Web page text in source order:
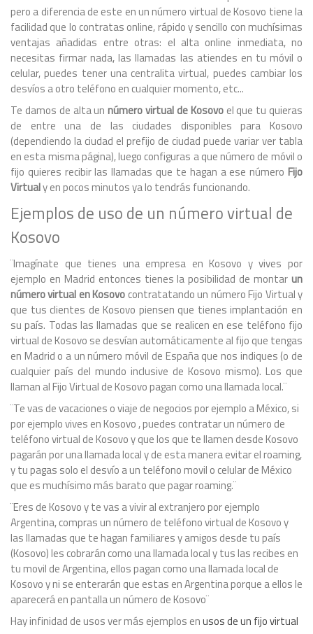
pero a diferencia de este en un número virtual de Kosovo tiene la
facilidad que lo contratas online, rápido y sencillo con muchísimas
ventajas añadidas entre otras: el alta online inmediata, no
necesitas firmar nada, las llamadas las atiendes en tu móvil o
celular, puedes tener una centralita virtual, puedes cambiar los
desvíos a otro teléfono en cualquier momento, etc...
Te damos de alta unnúmero virtual de Kosovoel que tu quieras
de entre una de las ciudades disponibles para Kosovo
(dependiendo la ciudad el prefijo de ciudad puede variar ver tabla
en esta misma página), luego configuras a que número de móvil o
fijo quieres recibir las llamadas que te hagan a ese número Fijo
Virtualy en pocos minutos ya lo tendrás funcionando.
Ejemplos de uso de un número virtual de
Kosovo
¨Imagínate que tienes una empresa en Kosovo y vives por
ejemplo en Madrid entonces tienes la posibilidad de montar un
número virtual en Kosovo contratatando un número Fijo Virtual y
que tus clientes de Kosovo piensen que tienes implantación en
su país. Todas las llamadas que se realicen en ese teléfono fijo
virtual de Kosovo se desvían automáticamente al fijo que tengas
en Madrid o a un número móvil de España que nos indiques (o de
cualquier país del mundo inclusive de Kosovo mismo). Los que
llaman al Fijo Virtual de Kosovo pagan como una llamada local.¨
¨Te vas de vacaciones o viaje de negocios por ejemplo a México, si
por ejemplo vives en Kosovo , puedes contratar un número de
teléfono virtual de Kosovo y que los que te llamen desde Kosovo
pagarán por una llamada local y de esta manera evitar el roaming,
y tu pagas solo el desvío a un teléfono movil o celular de México
que es muchísimo más barato que pagar roaming.¨
¨Eres de Kosovo y te vas a vivir al extranjero por ejemplo
Argentina, compras un número de teléfono virtual de Kosovo y
las llamadas que te hagan familiares y amigos desde tu país
(Kosovo) les cobrarán como una llamada local y tus las recibes en
tu movil de Argentina, ellos pagan como una llamada local de
Kosovo y ni se enterarán que estas en Argentina porque a ellos le
aparecerá en pantalla un número de Kosovo¨
Hay infinidad de usos ver más ejemplos enusos de un fijo virtual